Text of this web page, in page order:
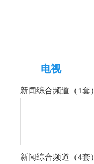
电视
新闻综合频道（1套）
新闻综合频道（4套）